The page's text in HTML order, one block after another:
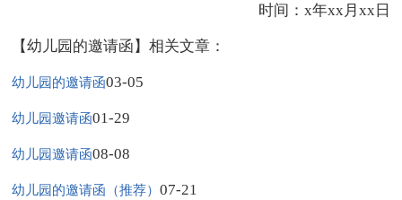
时间：x年xx月xx日
【幼儿园的邀请函】相关文章：
幼儿园的邀请函03-05
幼儿园邀请函01-29
幼儿园邀请函08-08
幼儿园的邀请函（推荐）07-21